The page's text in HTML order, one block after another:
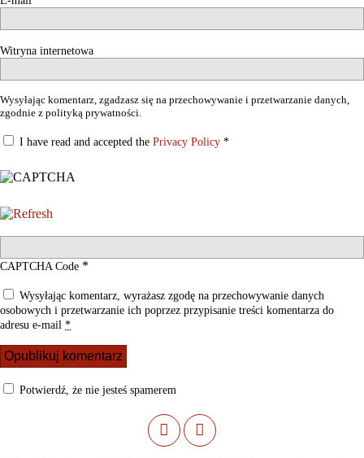
Witryna internetowa
Wysyłając komentarz, zgadzasz się na przechowywanie i przetwarzanie danych,
zgodnie z polityką prywatności.
I have read and accepted the Privacy Policy *
CAPTCHA Code *
Wysyłając komentarz, wyrażasz zgodę na przechowywanie danych
osobowych i przetwarzanie ich poprzez przypisanie treści komentarza do
adresu e-mail *
Potwierdź, że nie jesteś spamerem